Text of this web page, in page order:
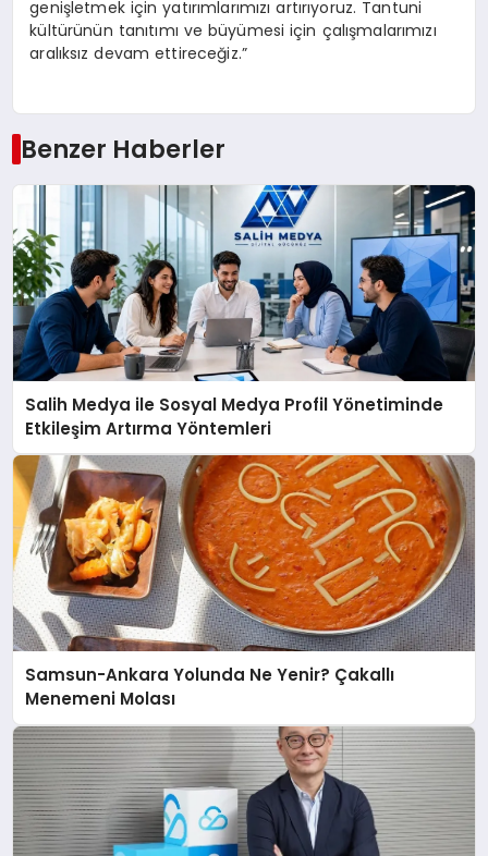
genişletmek için yatırımlarımızı artırıyoruz. Tantuni
kültürünün tanıtımı ve büyümesi için çalışmalarımızı
aralıksız devam ettireceğiz.”
Benzer Haberler
Salih Medya ile Sosyal Medya Profil Yönetiminde
Etkileşim Artırma Yöntemleri
Samsun-Ankara Yolunda Ne Yenir? Çakallı
Menemeni Molası